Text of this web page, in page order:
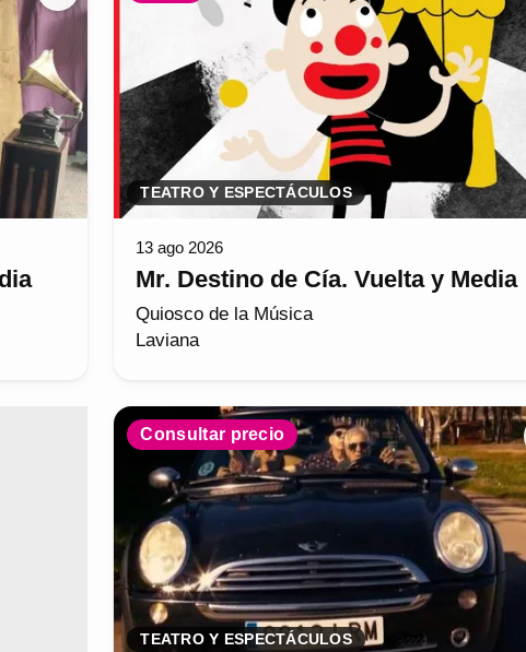
TEATRO Y ESPECTÁCULOS
13 ago 2026
Mr. Destino de Cía. Vuelta y Media
Quiosco de la Música
Laviana
Consultar precio
TEATRO Y ESPECTÁCULOS